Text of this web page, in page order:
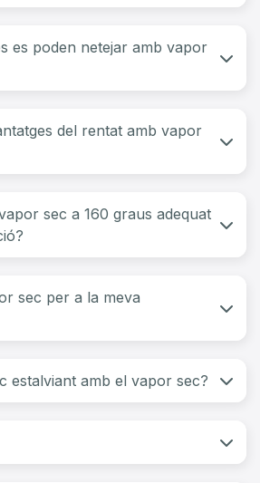
es poden netejar amb vapor
del rentat amb vapor
sec a 160 graus adequat
sec per a la meva
estalviant amb el vapor sec?